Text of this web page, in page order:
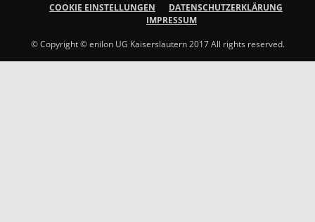
COOKIE EINSTELLUNGEN
DATENSCHUTZERKLÄRUNG
IMPRESSUM
© Copyright © enilon UG Kaiserslautern 2017 All rights reserved.